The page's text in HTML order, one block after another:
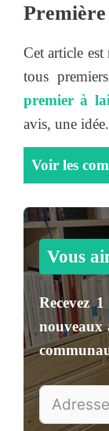
Cet article est
tous
premier à
avis, une
Voir les
Vous
Recevez1
nouveaux